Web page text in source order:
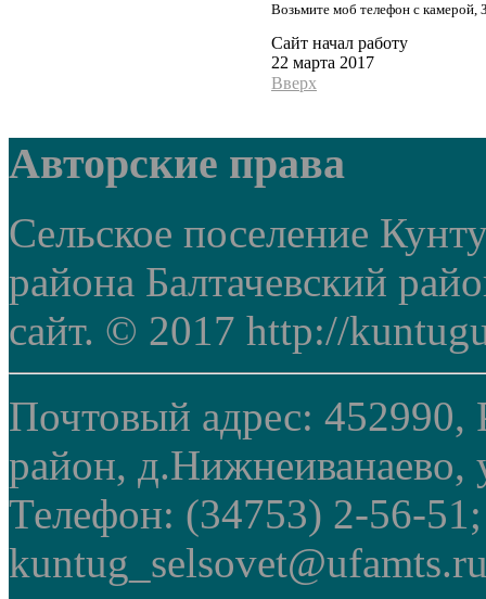
Возьмите моб телефон с камерой,
Сайт начал работу
22 марта 2017
Вверх
Авторские права
Сельское поселение
района Балтачевский
сайт. © 2017 http://
Почтовый адрес: 452990,
район, д.Нижнеиванаево,
Телефон: (34753) 2-56-